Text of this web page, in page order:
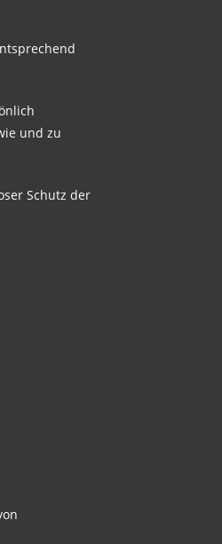
und zu
Schutz der